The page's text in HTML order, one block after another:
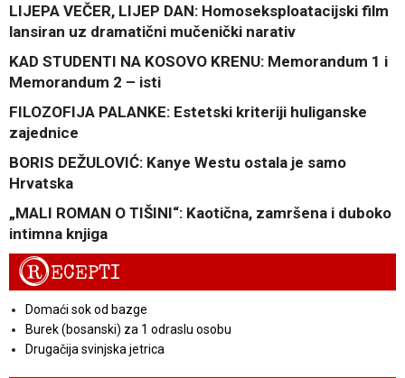
LIJEPA VEČER, LIJEP DAN: Homoseksploatacijski film
lansiran uz dramatični mučenički narativ
KAD STUDENTI NA KOSOVO KRENU: Memorandum 1 i
Memorandum 2 – isti
FILOZOFIJA PALANKE: Estetski kriteriji huliganske
zajednice
BORIS DEŽULOVIĆ: Kanye Westu ostala je samo
Hrvatska
„MALI ROMAN O TIŠINI“: Kaotična, zamršena i duboko
intimna knjiga
RECEPTI
Domaći sok od bazge
Burek (bosanski) za 1 odraslu osobu
Drugačija svinjska jetrica